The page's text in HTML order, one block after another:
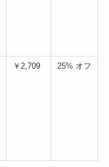
￥2,709 25% オフ